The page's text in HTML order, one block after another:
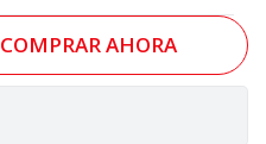
COMPRAR AHORA